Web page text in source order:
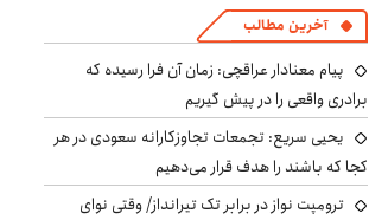
آخرین مطالب
پیام معنادار عراقچی: زمان آن فرا رسیده که
برادری واقعی را در پیش گیریم
یحیی سریع: تجمعات تجاوزکارانه سعودی در هر
کجا که باشند را هدف قرار می‌دهیم
ترومپت نواز در برابر تک تیرانداز/ وقتی نوای